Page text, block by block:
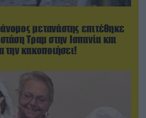
μετανάστης επιτέθηκε
Τραμ στην Ισπανία και
την κακοποιήσει!